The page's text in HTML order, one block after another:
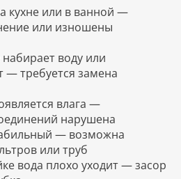
кухне или в ванной —
или изношены
воду или
— требуется замена
влага —
нарушена
— возможна
или труб
вода плохо уходит — засор